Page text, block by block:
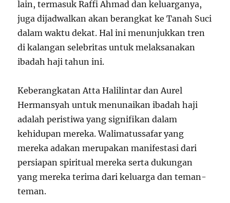
lain, termasuk Raffi Ahmad dan keluarganya,
juga dijadwalkan akan berangkat ke Tanah Suci
dalam waktu dekat. Hal ini menunjukkan tren
di kalangan selebritas untuk melaksanakan
ibadah haji tahun ini.
Keberangkatan Atta Halilintar dan Aurel
Hermansyah untuk menunaikan ibadah haji
adalah peristiwa yang signifikan dalam
kehidupan mereka. Walimatussafar yang
mereka adakan merupakan manifestasi dari
persiapan spiritual mereka serta dukungan
yang mereka terima dari keluarga dan teman-
teman.